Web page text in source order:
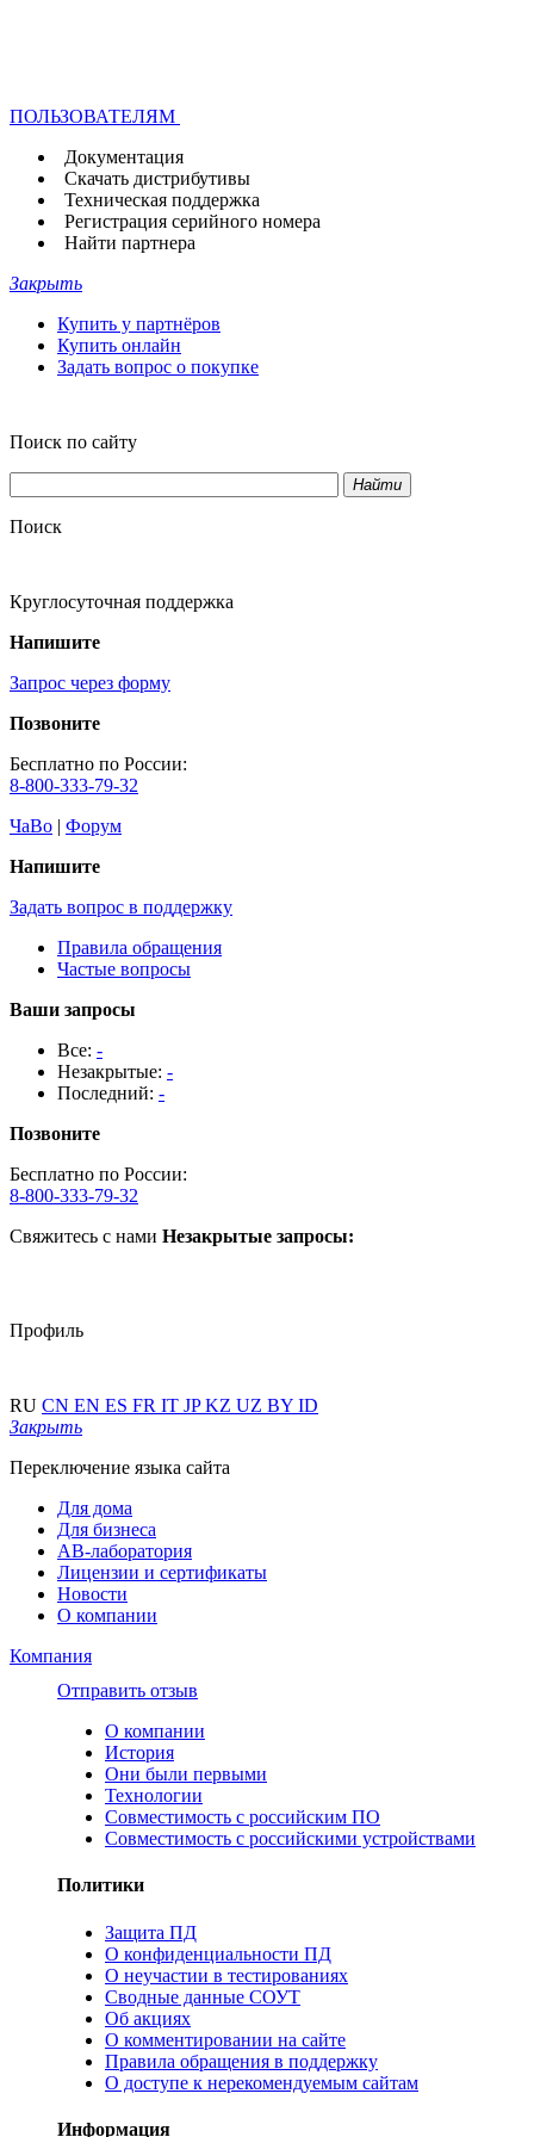
ПОЛЬЗОВАТЕЛЯМ
Документация
Скачать дистрибутивы
Техническая поддержка
Регистрация серийного номера
Найти партнера
Закрыть
Купить у партнёров
Купить онлайн
Задать вопрос о покупке
Поиск по сайту
Найти
Поиск
Круглосуточная поддержка
Напишите
Запрос через форму
Позвоните
Бесплатно по России:
8-800-333-79-32
ЧаВо | Форум
Напишите
Задать вопрос в поддержку
Правила обращения
Частые вопросы
Ваши запросы
Все: -
Незакрытые: -
Последний: -
Позвоните
Бесплатно по России:
8-800-333-79-32
Свяжитесь с нами Незакрытые запросы:
Профиль
RU CN EN ES FR IT JPKZ UZ BY ID
Закрыть
Переключение языка сайта
Для дома
Для бизнеса
АВ-лаборатория
Лицензии и сертификаты
Новости
О компании
Компания
Отправить отзыв
О компании
История
Они были первыми
Технологии
Совместимость с российским ПО
Совместимость с российскими устройствами
Политики
Защита ПД
О конфиденциальности ПД
О неучастии в тестированиях
Сводные данные СОУТ
Об акциях
О комментировании на сайте
Правила обращения в поддержку
О доступе к нерекомендуемым сайтам
Информация